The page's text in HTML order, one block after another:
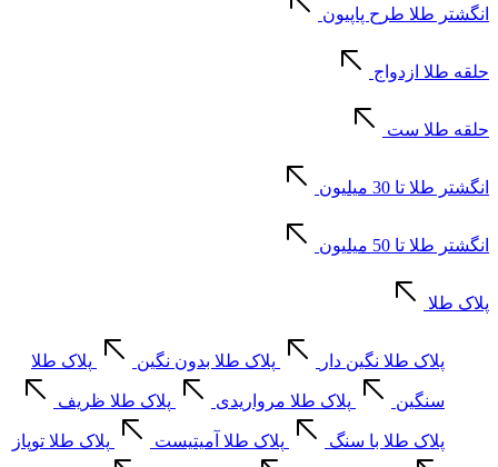
انگشتر طلا طرح پاپیون
حلقه طلا ازدواج
حلقه طلا ست
انگشتر طلا تا 30 میلیون
انگشتر طلا تا 50 میلیون
پلاک طلا
پلاک طلا نگین دار پلاک طلا بدون نگین پلاک طلا
سنگین پلاک طلا مرواریدی پلاک طلا ظریف
پلاک طلا با سنگ پلاک طلا آمیتیست پلاک طلا توپاز